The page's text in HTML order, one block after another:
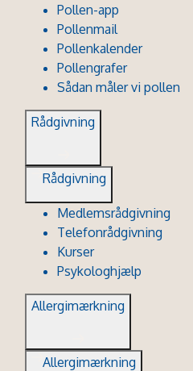
Pollen-app
Pollenmail
Pollenkalender
Pollengrafer
Sådan måler vi pollen
Rådgivning
Rådgivning
Medlemsrådgivning
Telefonrådgivning
Kurser
Psykologhjælp
Allergimærkning
Allergimærkning